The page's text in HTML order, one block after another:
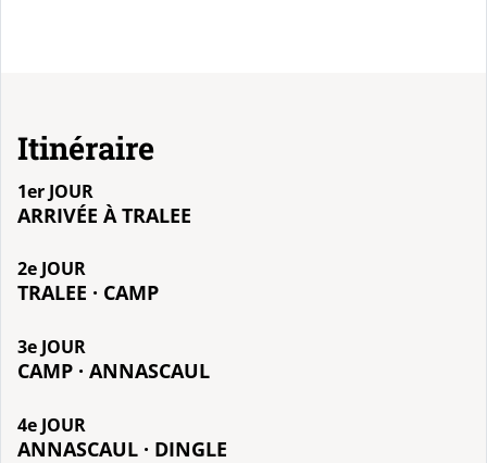
Itinéraire
1er JOUR
ARRIVÉE À TRALEE
2e JOUR
TRALEE · CAMP
3e JOUR
CAMP · ANNASCAUL
4e JOUR
ANNASCAUL · DINGLE